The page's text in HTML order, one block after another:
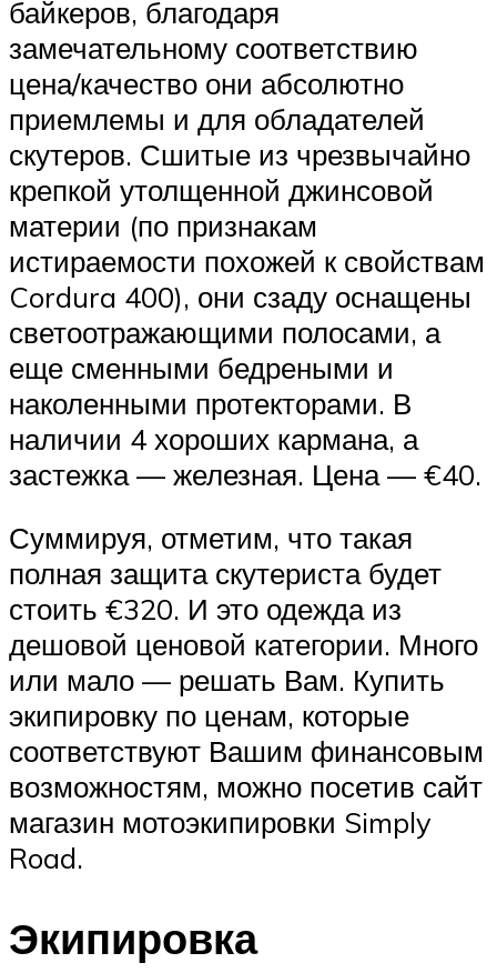
байкеров, благодаря
замечательному соответствию
цена/качество они абсолютно
приемлемы и для обладателей
скутеров. Сшитые из чрезвычайно
крепкой утолщенной джинсовой
материи (по признакам
истираемости похожей к свойствам
Cordura 400), они сзаду оснащены
светоотражающими полосами, а
еще сменными бедреными и
наколенными протекторами. В
наличии 4 хороших кармана, а
застежка — железная. Цена — €40.
Суммируя, отметим, что такая
полная защита скутериста будет
стоить €320. И это одежда из
дешовой ценовой категории. Много
или мало — решать Вам. Купить
экипировку по ценам, которые
соответствуют Вашим финансовым
возможностям, можно посетив сайт
магазин мотоэкипировки Simply
Road.
Экипировка